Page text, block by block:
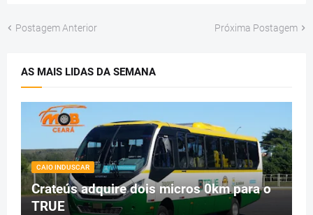
Postagem Anterior Próxima Postagem
AS MAIS LIDAS DA SEMANA
CAIO INDUSCAR
Crateús adquire dois micros 0km para o
TRUE